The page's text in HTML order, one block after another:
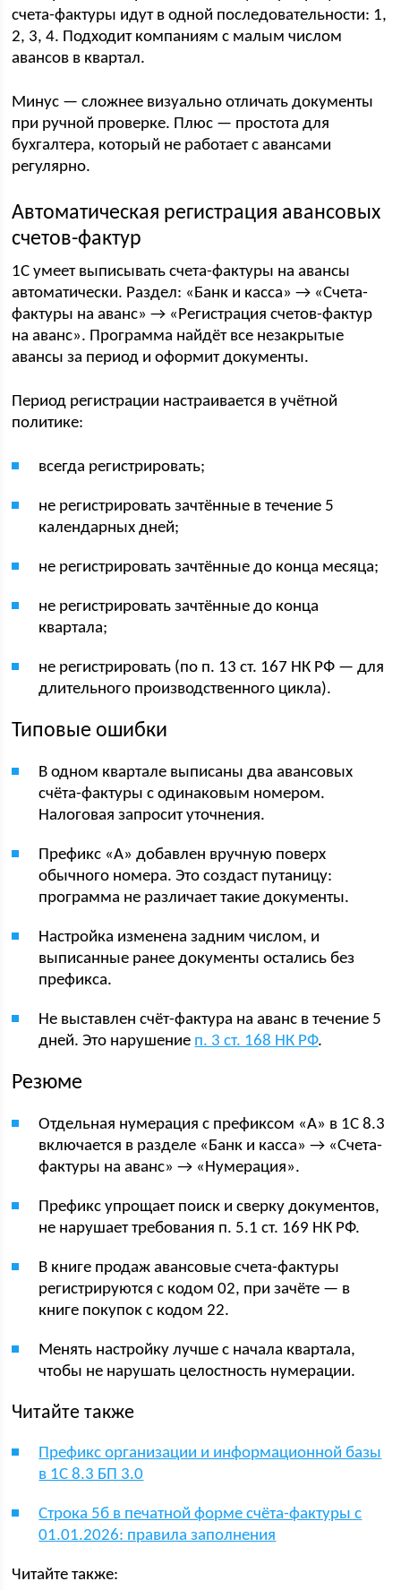
счета-фактуры идут в одной последовательности: 1,
2, 3, 4. Подходит компаниям с малым числом
авансов в квартал.
Минус — сложнее визуально отличать документы
при ручной проверке. Плюс — простота для
бухгалтера, который не работает с авансами
регулярно.
Автоматическая регистрация авансовых
счетов-фактур
1С умеет выписывать счета-фактуры на авансы
автоматически. Раздел: «Банк и касса» → «Счета-
фактуры на аванс» → «Регистрация счетов-фактур
на аванс». Программа найдёт все незакрытые
авансы за период и оформит документы.
Период регистрации настраивается в учётной
политике:
всегда регистрировать;
не регистрировать зачтённые в течение 5
календарных дней;
не регистрировать зачтённые до конца месяца;
не регистрировать зачтённые до конца
квартала;
не регистрировать (по п. 13 ст. 167 НК РФ — для
длительного производственного цикла).
Типовые ошибки
В одном квартале выписаны два авансовых
счёта-фактуры с одинаковым номером.
Налоговая запросит уточнения.
Префикс «А» добавлен вручную поверх
обычного номера. Это создаст путаницу:
программа не различает такие документы.
Настройка изменена задним числом, и
выписанные ранее документы остались без
префикса.
Не выставлен счёт-фактура на аванс в течение 5
дней. Это нарушение п. 3 ст. 168 НК РФ.
Резюме
Отдельная нумерация с префиксом «А» в 1С 8.3
включается в разделе «Банк и касса» → «Счета-
фактуры на аванс» → «Нумерация».
Префикс упрощает поиск и сверку документов,
не нарушает требования п. 5.1 ст. 169 НК РФ.
В книге продаж авансовые счета-фактуры
регистрируются с кодом 02, при зачёте — в
книге покупок с кодом 22.
Менять настройку лучше с начала квартала,
чтобы не нарушать целостность нумерации.
Читайте также
Префикс организации и информационной базы
в 1С 8.3 БП 3.0
Строка 5б в печатной форме счёта-фактуры с
01.01.2026: правила заполнения
Читайте также: